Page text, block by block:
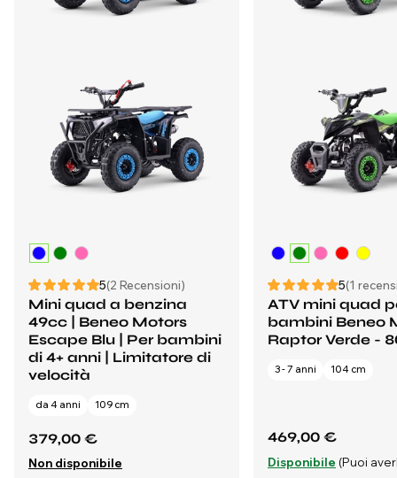
5(2 Recensioni)
Mini quad a benzina
49cc | Beneo Motors
Escape Blu | Per bambini
di 4+ anni | Limitatore di
velocità
da 4 anni 109 cm
379,00 €
Non disponibile
5(1
ATV mini quad
bambini Beneo
Raptor Verde -
3 - 7 anni 104 cm
469,00 €
Disponibile (Puoi